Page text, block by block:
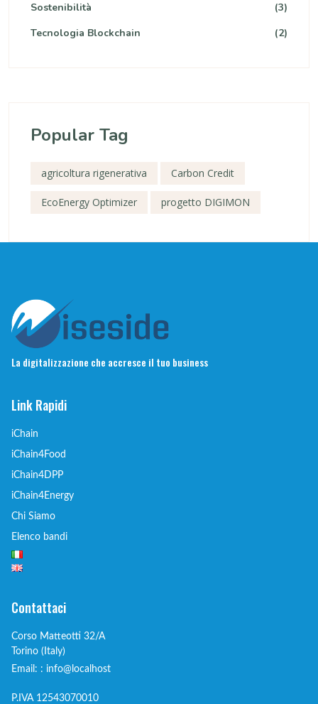
Sostenibilità
(3)
Tecnologia Blockchain
(2)
Popular Tag
agricoltura rigenerativa Carbon Credit
EcoEnergy Optimizer progetto DIGIMON
La digitalizzazione che accresce il tuo business
Link Rapidi
iChain
iChain4Food
iChain4DPP
iChain4Energy
Chi Siamo
Elenco bandi
Contattaci
Corso Matteotti 32/A
Torino (Italy)
Email: : info@localhost
P.IVA 12543070010